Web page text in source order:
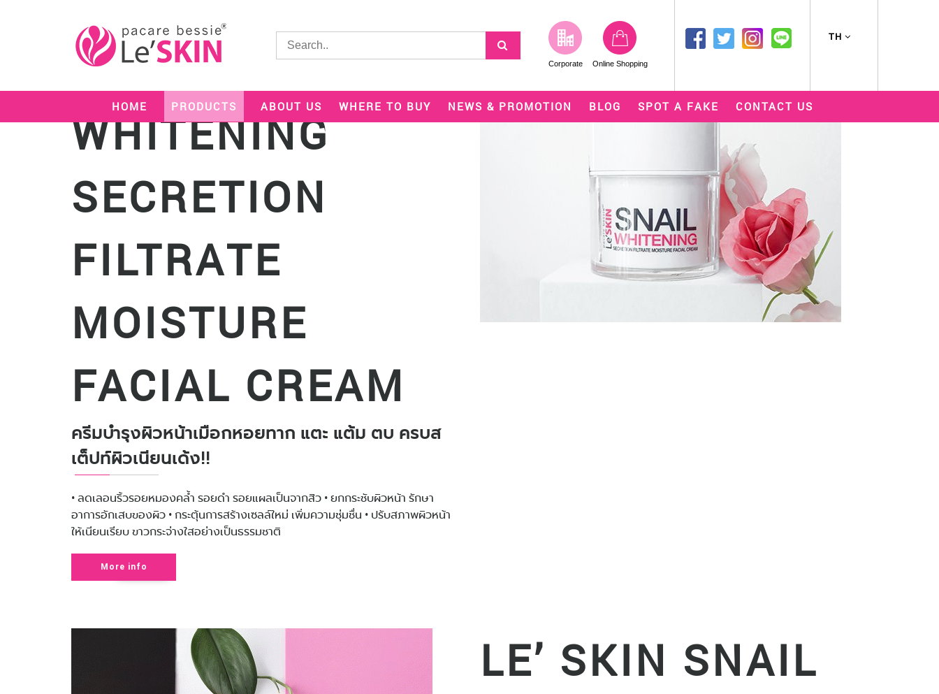
Corporate Online Shopping
TH
HOME PRODUCTS
SNAIL SERIES
SERIES
WHITENING
BIRD'S NEST
SERIES
SUNSCREEN
BREAST SERIES
AQUA BLOOM
AROMA MASK
ABOUT US WHERE TO BUY NEWS & PROMOTION BLOG SPOT A FAKE CONTACT US
LE’ SKIN SNAIL
WHITENING
SECRETION
FILTRATE
MOISTURE
FACIAL CREAM
ครีมบำรุงผิวหน้าเมือกหอยทาก แตะ แต้ม ตบ ครบส
เต็ปท์ผิวเนียนเด้ง!!
• ลดเลอนริ้วรอยหมองคล้ำ รอยดำ รอยแผลเป็นจากสิว • ยกกระชับผิวหน้า รักษา
อาการอักเสบของผิว • กระตุ้นการสร้างเซลล์ใหม่ เพิ่มความชุ่มชื่น • ปรับสภาพผิวหน้า
ให้เนียนเรียบ ขาวกระจ่างใสอย่างเป็นธรรมชาติ
More info
LE’ SKIN SNAIL